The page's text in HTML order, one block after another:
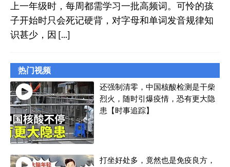
上一年级时，每周都需学习一批高频词。可怜的孩
子开始时只会死记硬背，对字母和单词发音规律知
识甚少，因 […]
热门视频
还强制清零，中国核酸检测是干柴
烈火，随时引爆疫情，恐有更大隐
患【时事追踪】
打坐好处多，竟然也是免疫良方，